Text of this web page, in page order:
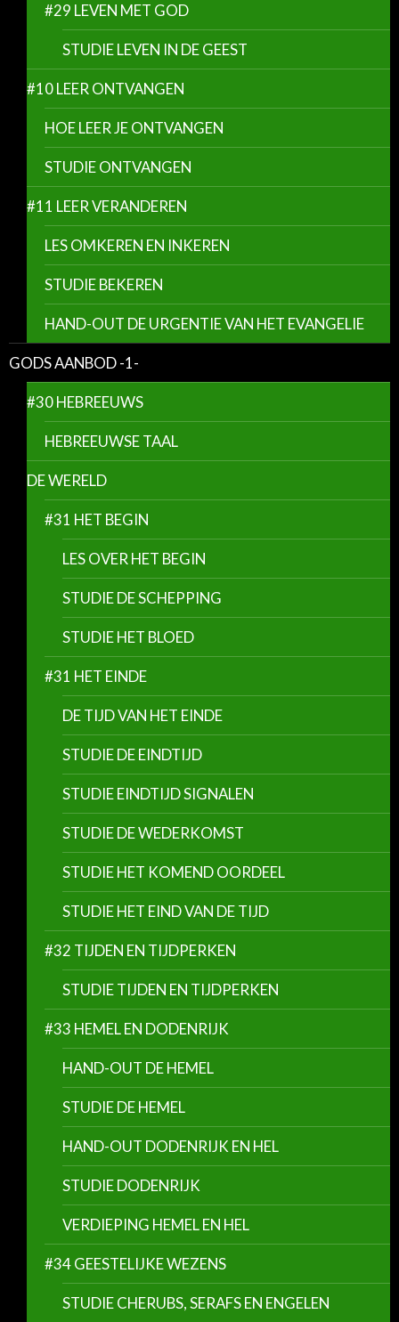
#29 LEVEN MET GOD
STUDIE LEVEN IN DE GEEST
#10 LEER ONTVANGEN
HOE LEER JE ONTVANGEN
STUDIE ONTVANGEN
#11 LEER VERANDEREN
LES OMKEREN EN INKEREN
STUDIE BEKEREN
HAND-OUT DE URGENTIE VAN HET EVANGELIE
GODS AANBOD -1-
#30 HEBREEUWS
HEBREEUWSE TAAL
DE WERELD
#31 HET BEGIN
LES OVER HET BEGIN
STUDIE DE SCHEPPING
STUDIE HET BLOED
#31 HET EINDE
DE TIJD VAN HET EINDE
STUDIE DE EINDTIJD
STUDIE EINDTIJD SIGNALEN
STUDIE DE WEDERKOMST
STUDIE HET KOMEND OORDEEL
STUDIE HET EIND VAN DE TIJD
#32 TIJDEN EN TIJDPERKEN
STUDIE TIJDEN EN TIJDPERKEN
#33 HEMEL EN DODENRIJK
HAND-OUT DE HEMEL
STUDIE DE HEMEL
HAND-OUT DODENRIJK EN HEL
STUDIE DODENRIJK
VERDIEPING HEMEL EN HEL
#34 GEESTELIJKE WEZENS
STUDIE CHERUBS, SERAFS EN ENGELEN